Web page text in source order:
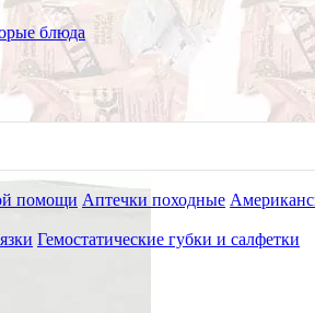
блюда
помощи Аптечки походные
Гемостатические губки и салфетки